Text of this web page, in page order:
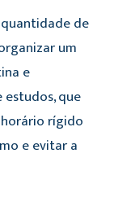
de
um
e
estudos, que
rígido
e evitar a